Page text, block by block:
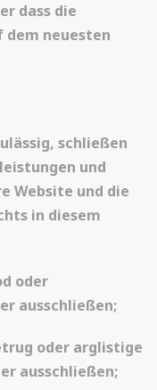
dass die
neuesten
schließen
und
Website und die
in diesem
oder
ausschließen;
oder arglistige
ausschließen;